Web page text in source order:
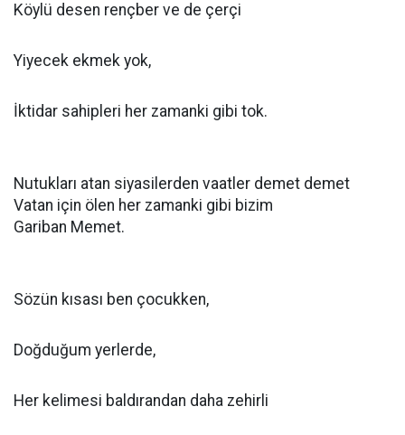
Köylü desen rençber ve de çerçi
Yiyecek ekmek yok,
İktidar sahipleri her zamanki gibi tok.
Nutukları atan siyasilerden vaatler demet demet
Vatan için ölen her zamanki gibi bizim
Gariban Memet.
Sözün kısası ben çocukken,
Doğduğum yerlerde,
Her kelimesi baldırandan daha zehirli